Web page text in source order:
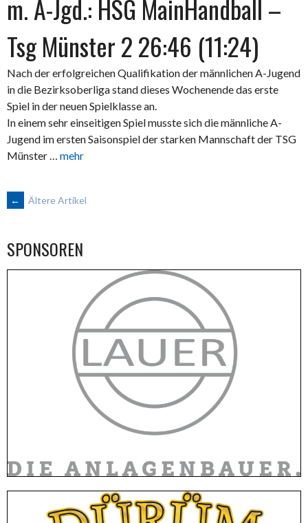
m. A-Jgd.: HSG MainHandball –
Tsg Münster 2 26:46 (11:24)
Nach der erfolgreichen Qualifikation der männlichen A-Jugend
in die Bezirksoberliga stand dieses Wochenende das erste
Spiel in der neuen Spielklasse an.
In einem sehr einseitigen Spiel musste sich die männliche A-
Jugend im ersten Saisonspiel der starken Mannschaft der TSG
Münster … mehr
BEITRAGSNAVIGATION
← Ältere Artikel
SPONSOREN